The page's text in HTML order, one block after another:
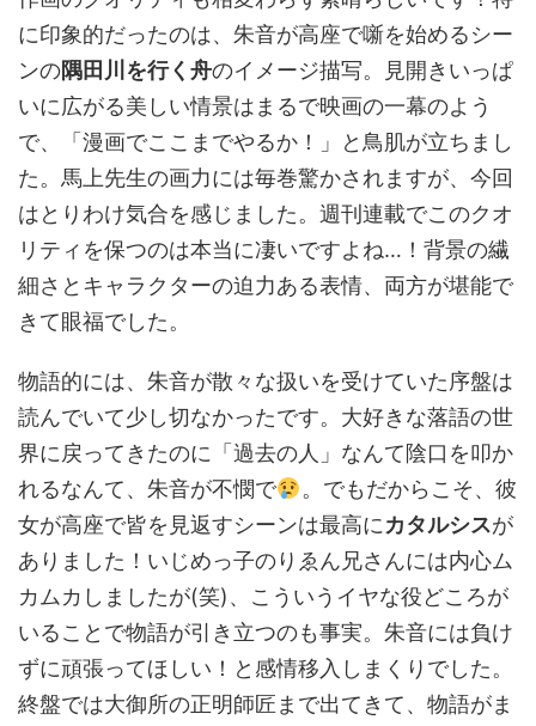
に印象的だったのは、朱音が高座で噺を始めるシー
ンの隅田川を行く舟のイメージ描写。見開きいっぱ
いに広がる美しい情景はまるで映画の一幕のよう
で、「漫画でここまでやるか！」と鳥肌が立ちまし
た。馬上先生の画力には毎巻驚かされますが、今回
はとりわけ気合を感じました。週刊連載でこのクオ
リティを保つのは本当に凄いですよね…！背景の繊
細さとキャラクターの迫力ある表情、両方が堪能で
きて眼福でした。
物語的には、朱音が散々な扱いを受けていた序盤は
読んでいて少し切なかったです。大好きな落語の世
界に戻ってきたのに「過去の人」なんて陰口を叩か
れるなんて、朱音が不憫で
。でもだからこそ、彼
女が高座で皆を見返すシーンは最高にカタルシスが
ありました！いじめっ子のりゑん兄さんには内心ム
カムカしましたが(笑)、こういうイヤな役どころが
いることで物語が引き立つのも事実。朱音には負け
ずに頑張ってほしい！と感情移入しまくりでした。
終盤では大御所の正明師匠まで出てきて、物語がま